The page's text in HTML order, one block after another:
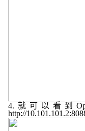
4. 就可以看到
http://